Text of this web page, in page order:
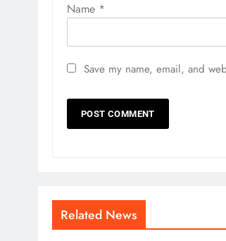
Name *
Save my name, email, and
Related News